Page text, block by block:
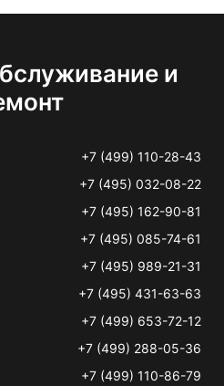
и
+7 (499) 110-28-43
+7 (495) 032-08-22
+7 (495) 162-90-81
+7 (495) 085-74-61
+7 (495) 989-21-31
+7 (495) 431-63-63
+7 (499) 653-72-12
+7 (499) 288-05-36
+7 (499) 110-86-79